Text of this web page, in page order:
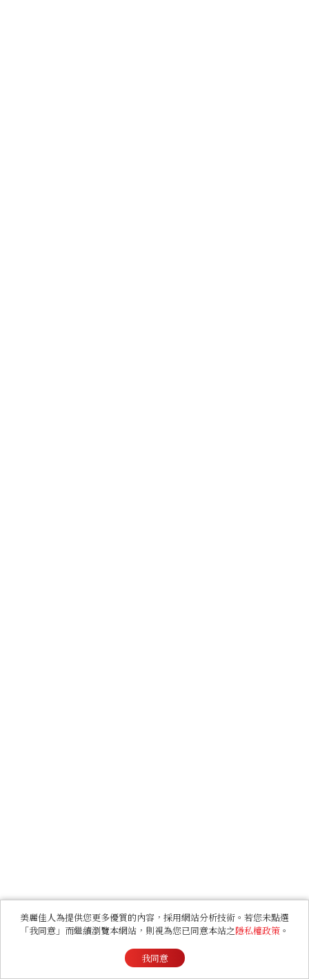
美麗佳人為提供您更多優質的內容，採用網站分析技術。若您未點選
「我同意」而繼續瀏覽本網站，則視為您已同意本站之隱私權政策 。
我同意